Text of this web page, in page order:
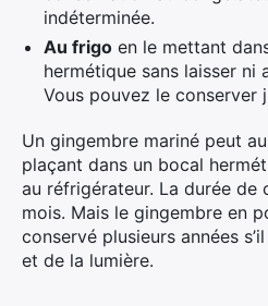
indéterminée.
Au frigo en le mettant
hermétique sans laisser ni
Vous pouvez le conserver
Un gingembre mariné peut
plaçant dans un bocal
au réfrigérateur. La durée de
mois. Mais le gingembre en
conservé plusieurs années
et de la lumière.